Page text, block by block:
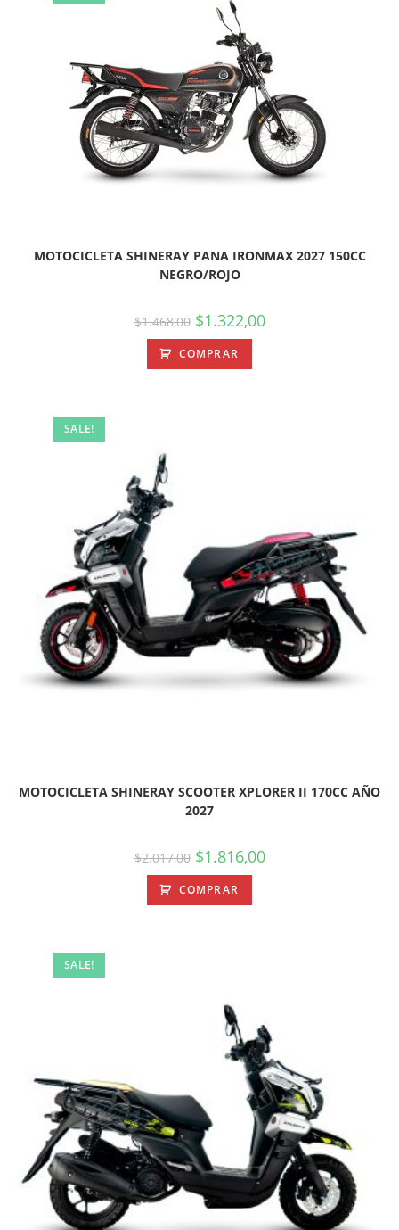
MOTOCICLETA SHINERAY PANA IRONMAX 2027 150CC
NEGRO/ROJO
$1.468,00 $1.322,00
COMPRAR
SALE!
MOTOCICLETA SHINERAY SCOOTER XPLORER II 170CC AÑO
2027
$2.017,00 $1.816,00
COMPRAR
SALE!